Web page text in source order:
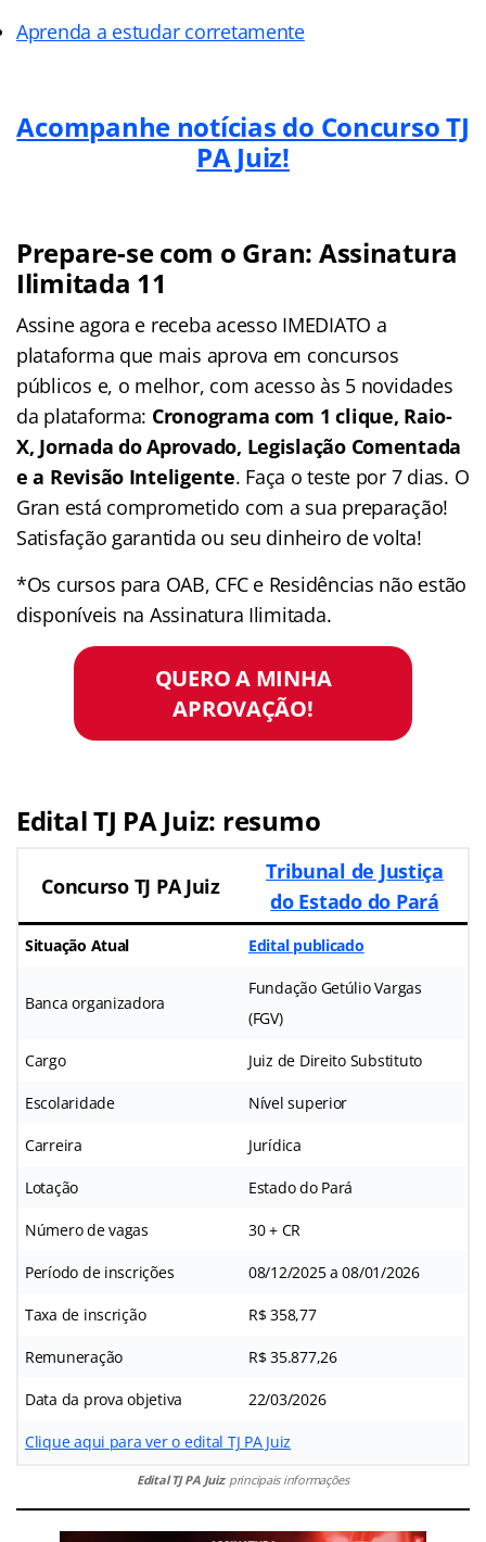
Aprenda a estudar corretamente
Acompanhe notícias do Concurso TJ
PA Juiz!
Prepare-se com o Gran: Assinatura
Ilimitada 11
Assine agora e receba acesso IMEDIATO a
plataforma que mais aprova em concursos
públicos e, o melhor, com acesso às 5 novidades
da plataforma: Cronograma com 1 clique, Raio-
X, Jornada do Aprovado, Legislação Comentada
e a Revisão Inteligente. Faça o teste por 7 dias. O
Gran está comprometido com a sua preparação!
Satisfação garantida ou seu dinheiro de volta!
*Os cursos para OAB, CFC e Residências não estão
disponíveis na Assinatura Ilimitada.
QUERO A MINHA
APROVAÇÃO!
Edital TJ PA Juiz: resumo
Concurso TJ PA Juiz
Tribunal de Justiça
do Estado do Pará
Situação Atual Edital publicado
Banca organizadora
Fundação Getúlio Vargas
(FGV)
Cargo Juiz de Direito Substituto
Escolaridade Nível superior
Carreira Jurídica
Lotação Estado do Pará
Número de vagas 30 + CR
Período de inscrições 08/12/2025 a 08/01/2026
Taxa de inscrição R$ 358,77
Remuneração R$ 35.877,26
Data da prova objetiva 22/03/2026
Clique aqui para ver o edital TJ PA Juiz
Edital TJ PA Juiz: principais informações